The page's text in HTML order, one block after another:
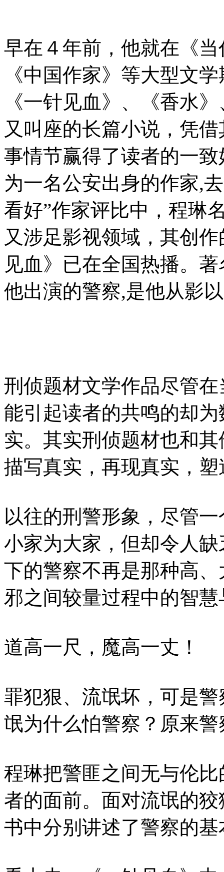
早在４年前，他就在《
《中国作家》等大型文
《一针见血》、《香水
又叫座的长篇小说，凭
事情节赢得了读者的一
为一名公安出身的作家,
看好”作家评比中，程琳
又涉足影视领域，其创
见血》已在全国热播。
他出演的警察,是他从影
刑侦题材文学作品尽管
能引起读者的共鸣的却
实。其实刑侦题材也和
描写真实，再现真实，
以往的刑警形象，尽管
小家为大家，但却令人
下的警察不再是那种高
邪之间较量过程中的智
道高一尺，魔高一丈！
罪犯狠、流氓坏，可是警
氓为什么怕警察？原来
程琳把警匪之间无与伦
者的面前。面对流氓的
书中分别讲述了警察的